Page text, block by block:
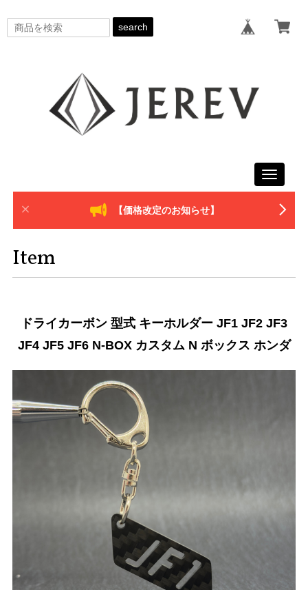
search
Toggle
【価格改定のお知らせ】
Item
ドライカーボン 型式 キーホルダー JF1 JF2 JF3
JF4 JF5 JF6 N-BOX カスタム N ボックス ホンダ